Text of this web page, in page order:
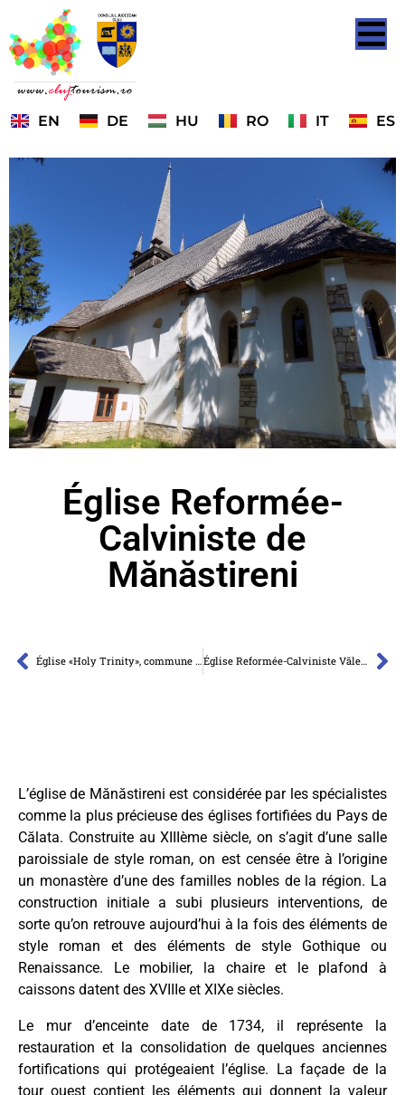
EN DE HU RO IT ES
Église Reformée-
Calviniste de
Mănăstireni
Église «Holy Trinity», commune de Căpuș, village d’Agârbiciu Église Reformée-Calviniste Văleni
L’église de Mănăstireni est considérée par les spécialistes
comme la plus précieuse des églises fortifiées du Pays de
Călata. Construite au XIIIème siècle, on s’agit d’une salle
paroissiale de style roman, on est censée être à l’origine
un monastère d’une des familles nobles de la région. La
construction initiale a subi plusieurs interventions, de
sorte qu’on retrouve aujourd’hui à la fois des éléments de
style roman et des éléments de style Gothique ou
Renaissance. Le mobilier, la chaire et le plafond à
caissons datent des XVIIIe et XIXe siècles.
Le mur d’enceinte date de 1734, il représente la
restauration et la consolidation de quelques anciennes
fortifications qui protégeaient l’église. La façade de la
tour ouest contient les éléments qui donnent la valeur